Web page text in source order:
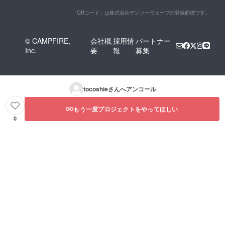
「QRコード」は株式会社デンソーウェーブの登録商標です。
© CAMPFIRE,
Inc.
会社概
要
採用情
報
パートナー
募集
tocoshieさんへアンコール
0
もう一度プロジェクトをやってほしい